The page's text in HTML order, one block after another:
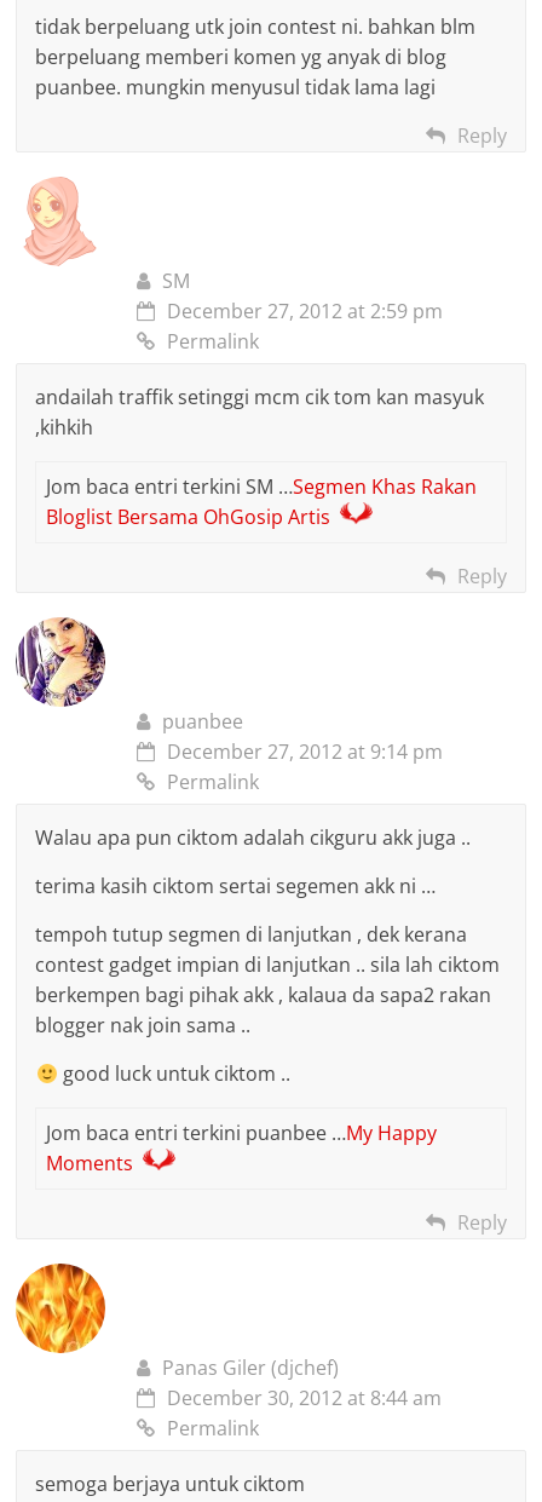
tidak berpeluang utk join contest ni. bahkan blm
berpeluang memberi komen yg anyak di blog
puanbee. mungkin menyusul tidak lama lagi
Reply
SM
December 27, 2012 at 2:59 pm
Permalink
andailah traffik setinggi mcm cik tom kan masyuk
,kihkih
Jom baca entri terkini SM …Segmen Khas Rakan
Bloglist Bersama OhGosip Artis
Reply
puanbee
December 27, 2012 at 9:14 pm
Permalink
Walau apa pun ciktom adalah cikguru akk juga ..
terima kasih ciktom sertai segemen akk ni …
tempoh tutup segmen di lanjutkan , dek kerana
contest gadget impian di lanjutkan .. sila lah ciktom
berkempen bagi pihak akk , kalaua da sapa2 rakan
blogger nak join sama ..
good luck untuk ciktom ..
Jom baca entri terkini puanbee …My Happy
Moments
Reply
Panas Giler (djchef)
December 30, 2012 at 8:44 am
Permalink
semoga berjaya untuk ciktom